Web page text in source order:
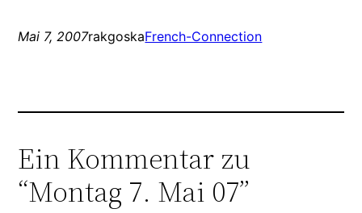
Mai 7, 2007rakgoskaFrench-Connection
Ein Kommentar zu
“Montag 7. Mai 07”